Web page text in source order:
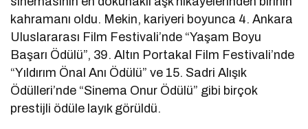
kahramanı oldu. Mekin, kariyeri boyunca 4. Ankara
Uluslararası Film Festivali’nde “Yaşam Boyu
Başarı Ödülü”, 39. Altın Portakal Film Festivali’nde
“Yıldırım Önal Anı Ödülü” ve 15. Sadri Alışık
Ödülleri’nde “Sinema Onur Ödülü” gibi birçok
prestijli ödüle layık görüldü.